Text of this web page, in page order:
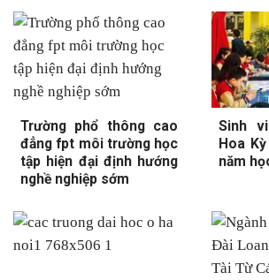
Trường phổ thông cao
đẳng fpt môi trường học
tập hiện đại định hướng
nghề nghiệp sớm
Sinh
Hoa
năm